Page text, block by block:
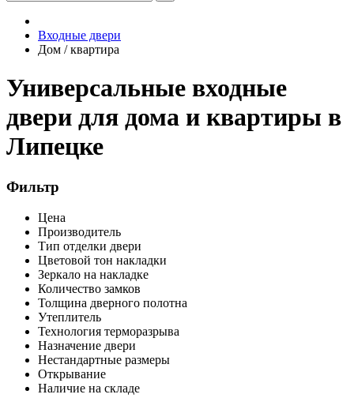
Входные двери
Дом / квартира
Универсальные входные
двери для дома и квартиры в
Липецке
Фильтр
Цена
Производитель
Тип отделки двери
Цветовой тон накладки
Зеркало на накладке
Количество замков
Толщина дверного полотна
Утеплитель
Технология терморазрыва
Назначение двери
Нестандартные размеры
Открывание
Наличие на складе